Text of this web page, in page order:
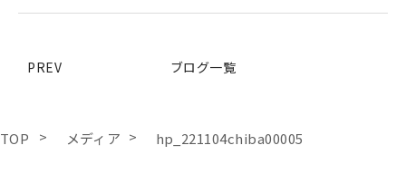
PREV ブログ一覧
TOP メディア hp_221104chiba00005